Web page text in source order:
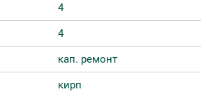
4
4
кап. ремонт
кирп